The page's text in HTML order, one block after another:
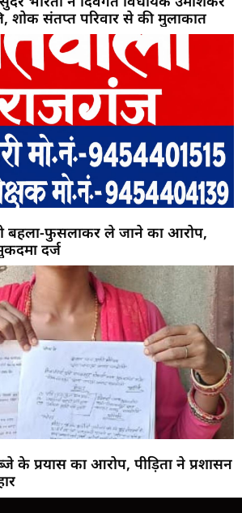
शोक संतप्त परिवार से की मुलाकात
बहला-फुसलाकर ले जाने का आरोप,
दर्ज
के प्रयास का आरोप, पीड़िता ने प्रशासन